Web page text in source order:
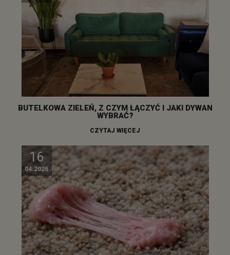
BUTELKOWA ZIELEŃ, Z CZYM ŁĄCZYĆ I JAKI DYWAN
WYBRAĆ?
CZYTAJ WIĘCEJ
16
04.2026